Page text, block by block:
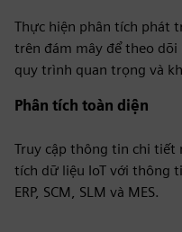
Thực hiện phân tích phát
trên đám mây để theo
quy trình quan trọng và
Phân tích toàn diện
Truy cập thông tin chi tiết
tích dữ liệu IoT với thông
ERP, SCM, SLM và MES.